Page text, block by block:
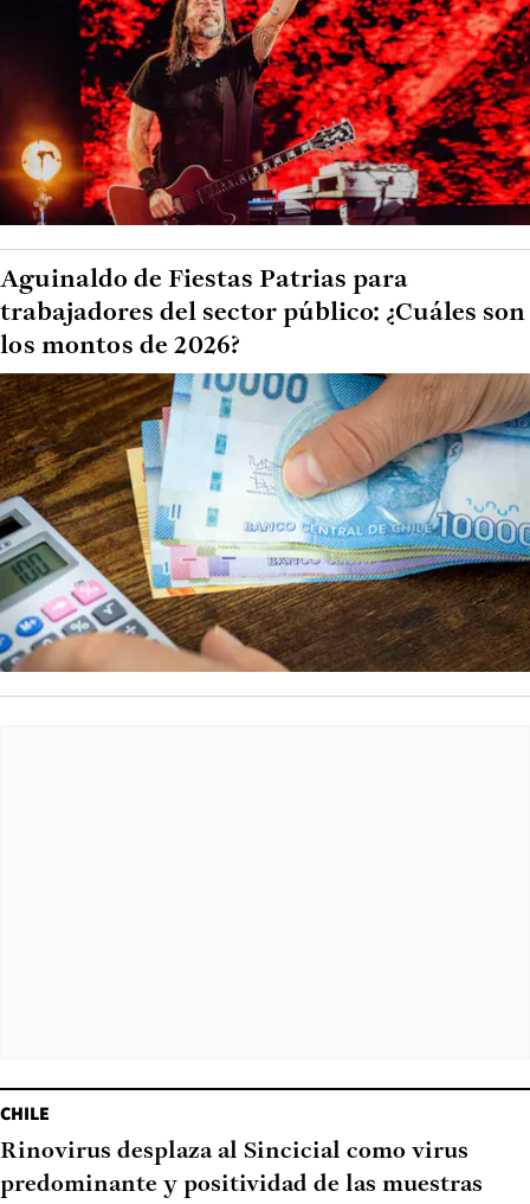
Aguinaldo de Fiestas Patrias para
trabajadores del sector público: ¿Cuáles son
los montos de 2026?
CHILE
Rinovirus desplaza al Sincicial como virus
predominante y positividad de las muestras